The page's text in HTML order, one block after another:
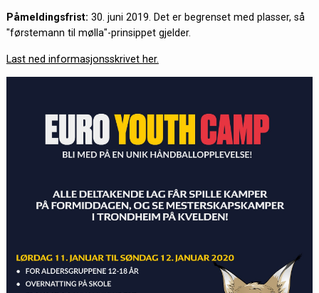
Påmeldingsfrist: 30. juni 2019. Det er begrenset med plasser, så
"førstemann til mølla"-prinsippet gjelder.
Last ned informasjonsskrivet her.